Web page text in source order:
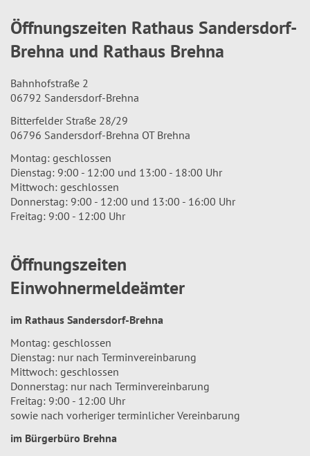
Öffnungszeiten Rathaus Sandersdorf-
Brehna und Rathaus Brehna
Bahnhofstraße 2
06792 Sandersdorf-Brehna
Bitterfelder Straße 28/29
06796 Sandersdorf-Brehna OT Brehna
Montag: geschlossen
Dienstag: 9:00 - 12:00 und 13:00 - 18:00 Uhr
Mittwoch: geschlossen
Donnerstag: 9:00 - 12:00 und 13:00 - 16:00 Uhr
Freitag: 9:00 - 12:00 Uhr
Öffnungszeiten
Einwohnermeldeämter
im Rathaus Sandersdorf-Brehna
Montag: geschlossen
Dienstag: nur nach Terminvereinbarung
Mittwoch: geschlossen
Donnerstag: nur nach Terminvereinbarung
Freitag: 9:00 - 12:00 Uhr
sowie nach vorheriger terminlicher Vereinbarung
im Bürgerbüro Brehna